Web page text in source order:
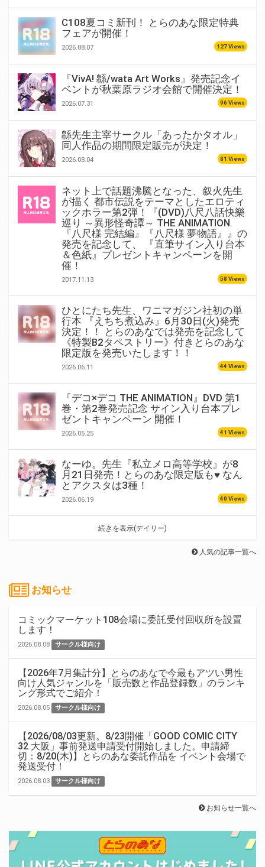
C108夏コミ新刊！ とらのあな限定特典
フェアが開催！
2026.08.07 127 Views
『VivA! 緜/wata Art Works』発売記念イ
ベントが秋葉原ラジオ会館で開催決定！
2026.07.31 96 Views
緜先生主宰サークル「あったかタオル」
同人作品の期間限定販売が決定！
2026.08.04 81 Views
ネット上で話題沸騰となった、叙火先生
が描く 都市伝説をテーマとしたエロティ
ックホラー第2弾！『(DVD)八尺八話快樂
巡り ～異形怪奇譚～ THE ANIMATION
『八尺様 完結編』『八尺様 夢物語』』の
発売を記念して、 『直筆サイン入り台本
＆色紙』プレゼントキャンペーンを開
催！
2017.11.13 58 Views
ひとにたち先生、ワニマガジン社初の単
行本 『えちち煮込み』6月30日(火)発売
決定！！ とらのあなでは発売を記念して
《特製B2タペストリー》付きとらのあな
限定版を発売いたします！！
2026.06.11 44 Views
『デコ×デコ THE ANIMATION』DVD 第1
巻・第2巻発売記念 サイン入り台本プレ
ゼントキャンペーン 開催！
2026.05.25 41 Views
なーゆ。先生『私立メロ高等学校』が8
月21日発売！とらのあな限定版も♥ なん
とアクスタは3種！
2026.06.19 40 Views
続きを表示(デイリー)
人気の記事一覧へ
お知らせ
コミックマーケット108会場に委託受付回収所を設置
します！
2026.08.08 サークル様向け
【2026年7月集計分】とらのあなで今最もアツい男性
向け人気ジャンルを「販売数と作品登録数」のランキ
ング形式でご紹介！
2026.08.05 サークル様向け
【2026/08/03更新。8/23開催「GOOD COMIC CITY
32 大阪」事前発送申請受付開始しました。申請締
切：8/20(木)】とらのあな委託作品を イベント会場で
発送受付！
2026.08.03 サークル様向け
お知らせ一覧へ